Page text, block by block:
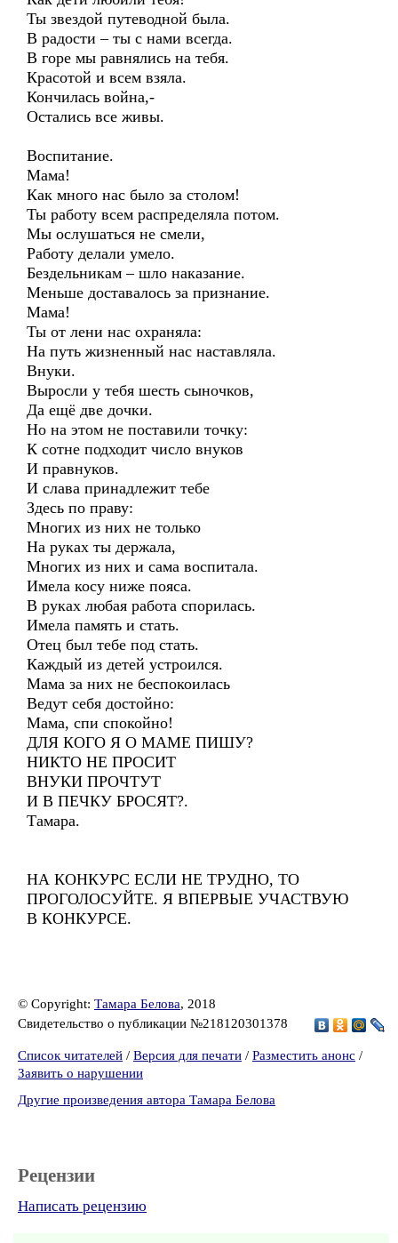
Ты звездой путеводной была.
В радости – ты с нами всегда.
В горе мы равнялись на тебя.
Красотой и всем взяла.
Кончилась война,-
Остались все живы.
Воспитание.
Мама!
Как много нас было за столом!
Ты работу всем распределяла потом.
Мы ослушаться не смели,
Работу делали умело.
Бездельникам – шло наказание.
Меньше доставалось за признание.
Мама!
Ты от лени нас охраняла:
На путь жизненный нас наставляла.
Внуки.
Выросли у тебя шесть сыночков,
Да ещё две дочки.
Но на этом не поставили точку:
К сотне подходит число внуков
И правнуков.
И слава принадлежит тебе
Здесь по праву:
Многих из них не только
На руках ты держала,
Многих из них и сама воспитала.
Имела косу ниже пояса.
В руках любая работа спорилась.
Имела память и стать.
Отец был тебе под стать.
Каждый из детей устроился.
Мама за них не беспокоилась
Ведут себя достойно:
Мама, спи спокойно!
ДЛЯ КОГО Я О МАМЕ ПИШУ?
НИКТО НЕ ПРОСИТ
ВНУКИ ПРОЧТУТ
И В ПЕЧКУ БРОСЯТ?.
Тамара.
НА КОНКУРС ЕСЛИ НЕ ТРУДНО, ТО
ПРОГОЛОСУЙТЕ. Я ВПЕРВЫЕ УЧАСТВУЮ
В КОНКУРСЕ.
© Copyright: Тамара Белова, 2018
Свидетельство о публикации №218120301378
Список читателей / Версия для печати / Разместить анонс /
Заявить о нарушении
Другие произведения автора Тамара Белова
Рецензии
Написать рецензию